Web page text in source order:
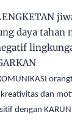
daya tahan
dan
dengan